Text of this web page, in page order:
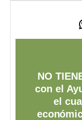
NO
con el
el